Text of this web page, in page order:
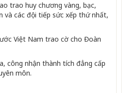
trao huy ch­ương vàng, bạc,
và các đội tiếp sức xếp thứ nhất,
Việt Nam trao cờ cho Đoàn
công nhận thành tích đẳng cấp
môn.